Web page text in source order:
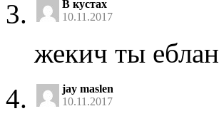
В кустах
10.11.2017
жекич ты еблан
jay maslen
10.11.2017